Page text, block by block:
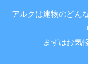
アルクは建物のどん
まずはお気